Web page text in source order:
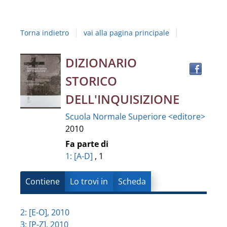
Campania
Vanvitelli"
Torna indietro vai alla pagina principale
Dettaglio
del
documento
DIZIONARIO
STORICO
DELL'INQUISIZIONE
Scuola Normale Superiore <editore>
2010
Fa parte di
1: [A-D] , 1
Contiene Lo trovi in Scheda
2: [E-O], 2010
3: [P-Z], 2010